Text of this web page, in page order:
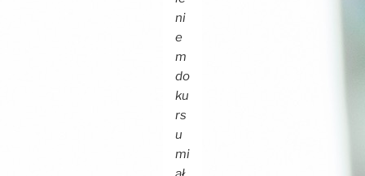
ni
e
m
do
ku
rs
u
mi